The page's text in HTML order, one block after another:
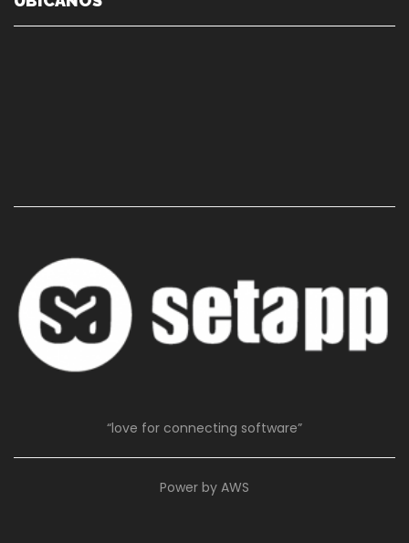
“love for connecting software”
Power by AWS